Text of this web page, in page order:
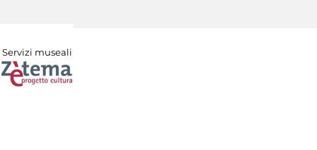
Servizi museali